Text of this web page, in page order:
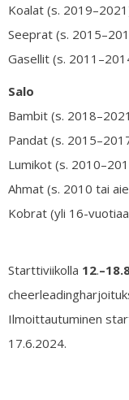
Koalat (s.
Seeprat (s.
Gasellit (s.
Salo
Bambit (s.
Pandat (s.
Lumikot (s.
Ahmat (s. 2010 tai
Kobrat (yli 16-
Starttiviikolla 12.
Ilmoittautuminen
17.6.2024.